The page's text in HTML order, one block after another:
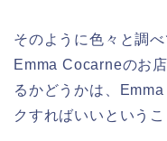
そのように色々と調
Emma Cocarneのお
るかどうかは、
クすればいいという